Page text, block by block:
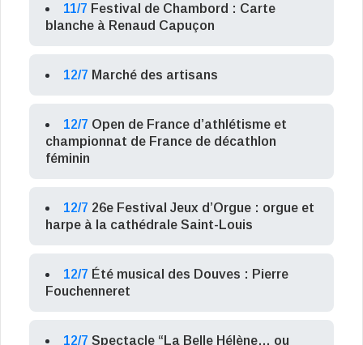
11/7 Festival de Chambord : Carte
blanche à Renaud Capuçon
12/7 Marché des artisans
12/7 Open de France d’athlétisme et
championnat de France de décathlon
féminin
12/7 26e Festival Jeux d’Orgue : orgue et
harpe à la cathédrale Saint-Louis
12/7 Été musical des Douves : Pierre
Fouchenneret
12/7 Spectacle “La Belle Hélène… ou